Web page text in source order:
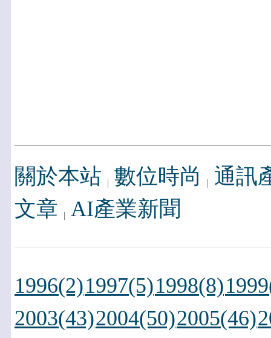
關於本站 數位時尚
通訊
文章 AI產業新聞
1996(2)1997(5)1998(8)
2003(43)2004(50)2005(46)